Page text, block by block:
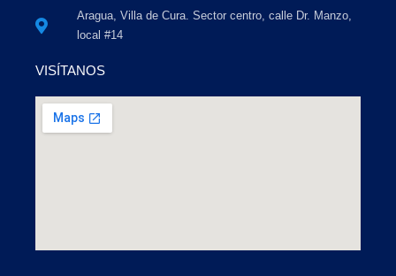
Aragua, Villa de Cura. Sector centro, calle Dr. Manzo,
local #14
VISÍTANOS